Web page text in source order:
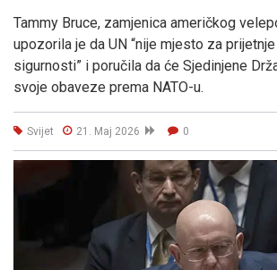
Tammy Bruce, zamjenica američkog
upozorila je da UN “nije mjesto za
sigurnosti” i poručila da će Sjedinjene
svoje obaveze prema NATO-u.
Svijet 21. Maj 2026 0